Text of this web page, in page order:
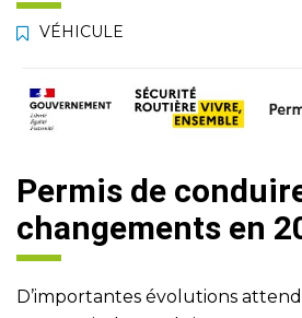
VÉHICULE
Permis de
changements en
D’importantes évolutions